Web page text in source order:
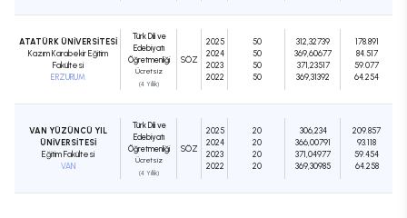
ATATÜRK ÜNİVERSİTESİ
Kazım Karabekir Eğitim
Fakültesi
ERZURUM
Türk Dili ve
Edebiyatı
Öğretmenliği
Ücretsiz
(4 Yıllık)
SÖZ
2025
2024
2023
2022
50
50
50
50
312,32739
369,60677
371,23517
369,31392
178.891
84.517
59.077
64.254
VAN YÜZÜNCÜ YIL
ÜNİVERSİTESİ
Eğitim Fakültesi
VAN
Türk Dili ve
Edebiyatı
Öğretmenliği
Ücretsiz
(4 Yıllık)
SÖZ
2025
2024
2023
2022
20
20
20
20
306,234
366,00791
371,04977
369,30985
209.857
93.118
59.454
64.258